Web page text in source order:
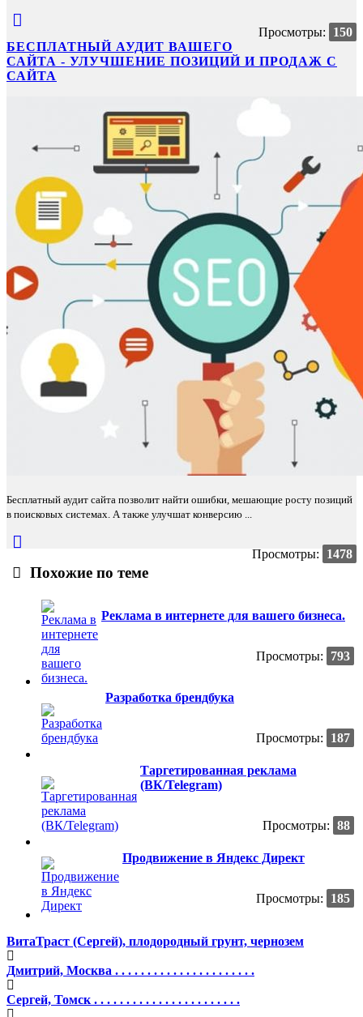
Просмотры:
150
БЕСПЛАТНЫЙ АУДИТ ВАШЕГО
САЙТА - УЛУЧШЕНИЕ ПОЗИЦИЙ И ПРОДАЖ С
САЙТА
Бесплатный аудит сайта позволит найти ошибки, мешающие росту позиций
в поисковых системах. А также улучшат конверсию ...
Просмотры: 1478
Похожие по теме
Реклама в интернете для вашего бизнеса.
Просмотры: 793
Разработка брендбука
Просмотры: 187
Таргетированная реклама
(ВК/Telegram)
Просмотры: 88
Продвижение в Яндекс Директ
Просмотры: 185
ВитаТраст (Сергей), плодородный грунт, чернозем
Дмитрий, Москва . . . . . . . . . . . . . . . . . . . . . .
Сергей, Томск . . . . . . . . . . . . . . . . . . . . . . .